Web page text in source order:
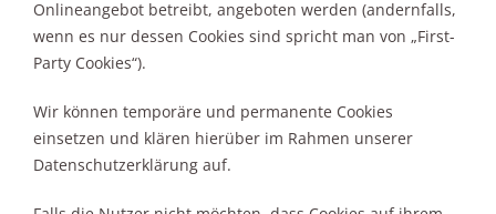
Onlineangebot betreibt, angeboten werden (andernfalls,
wenn es nur dessen Cookies sind spricht man von „First-
Party Cookies“).
Wir können temporäre und permanente Cookies
einsetzen und klären hierüber im Rahmen unserer
Datenschutzerklärung auf.